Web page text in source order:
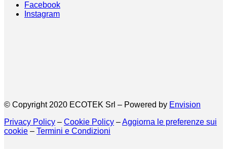
Facebook
Instagram
© Copyright 2020 ECOTEK Srl – Powered by Envision
Privacy Policy – Cookie Policy –Aggiorna le preferenze sui
cookie – Termini e Condizioni